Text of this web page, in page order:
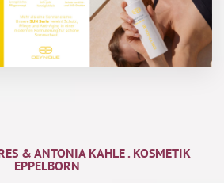
& ANTONIA KAHLE . KOSMETIK
EPPELBORN